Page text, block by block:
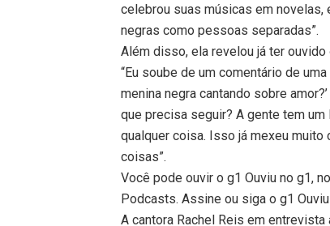
celebrou suas músicas em novelas,
negras como pessoas separadas”.
Além disso, ela revelou já ter ouvido
“Eu soube de um comentário de
menina negra cantando sobre
que precisa seguir? A gente tem
qualquer coisa. Isso já mexeu muito
coisas”.
Você pode ouvir o g1 Ouviu no g1,
Podcasts. Assine ou siga o g1
A cantora Rachel Reis em